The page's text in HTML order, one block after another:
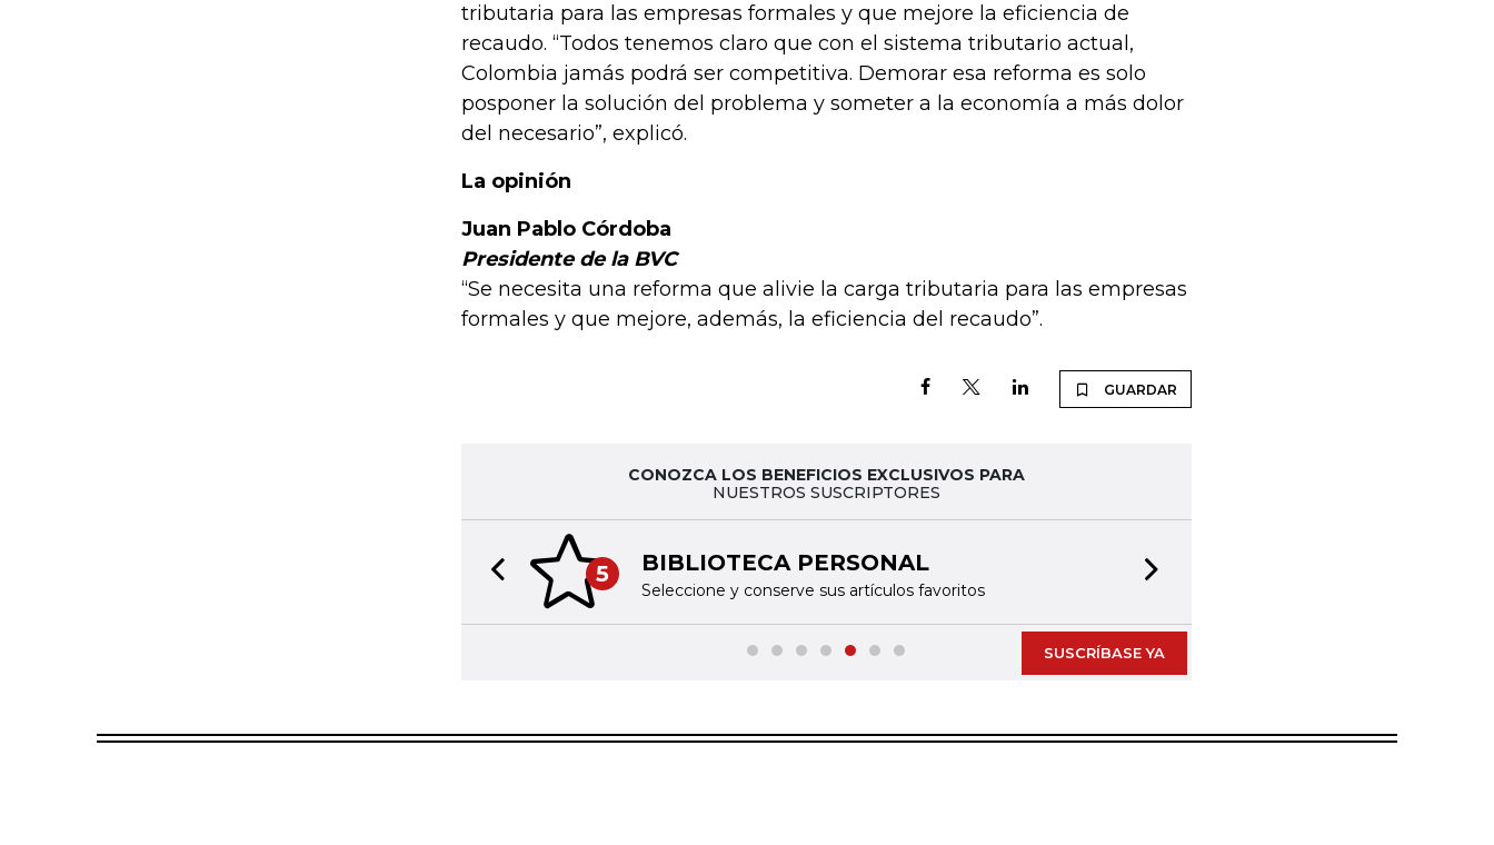
tributaria para las empresas formales y que mejore la eficiencia de
recaudo. “Todos tenemos claro que con el sistema tributario actual,
Colombia jamás podrá ser competitiva. Demorar esa reforma es solo
posponer la solución del problema y someter a la economía a más dolor
del necesario”, explicó.
La opinión
Juan Pablo Córdoba
Presidente de la BVC
“Se necesita una reforma que alivie la carga tributaria para las empresas
formales y que mejore, además, la eficiencia del recaudo”.
GUARDAR
CONOZCA LOS BENEFICIOS EXCLUSIVOS PARA
NUESTROS SUSCRIPTORES
5 BIBLIOTECA PERSONAL
Seleccione y conserve sus artículos favoritos
Previous slide
SUSCRÍBASE YA